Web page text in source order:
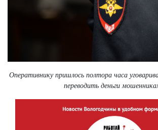
Оперативнику пришлось полтора часа
переводить деньги